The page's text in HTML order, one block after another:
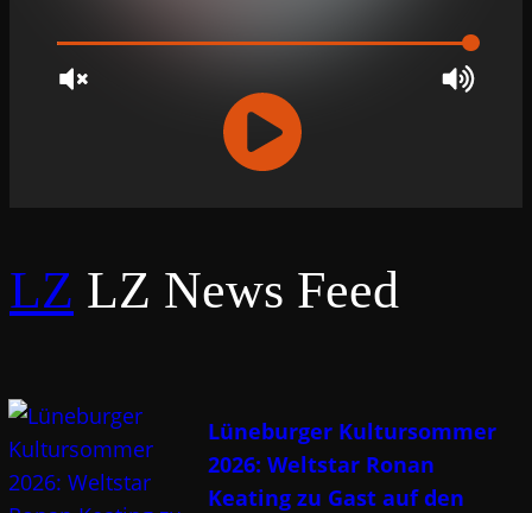
LZ LZ News Feed
Lüneburger Kultursommer
2026: Weltstar Ronan
Keating zu Gast auf den